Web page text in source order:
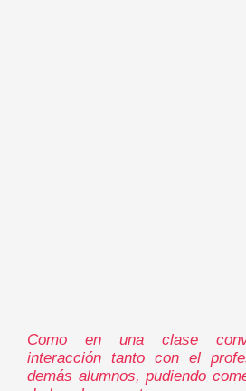
Como en una clase
interacción tanto con el
demás alumnos, pudiendo